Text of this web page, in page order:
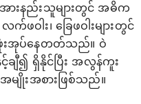
းနည်းသူများတွင် အဓိက
ဖဝါး၊ ခြေဖဝါးများတွင်
းအုပ်နေတတ်သည်။ ဝဲ
ျီ၍ ရှိနိုင်ပြီး အလွန်ကူး
မျိုးအစားဖြစ်သည်။